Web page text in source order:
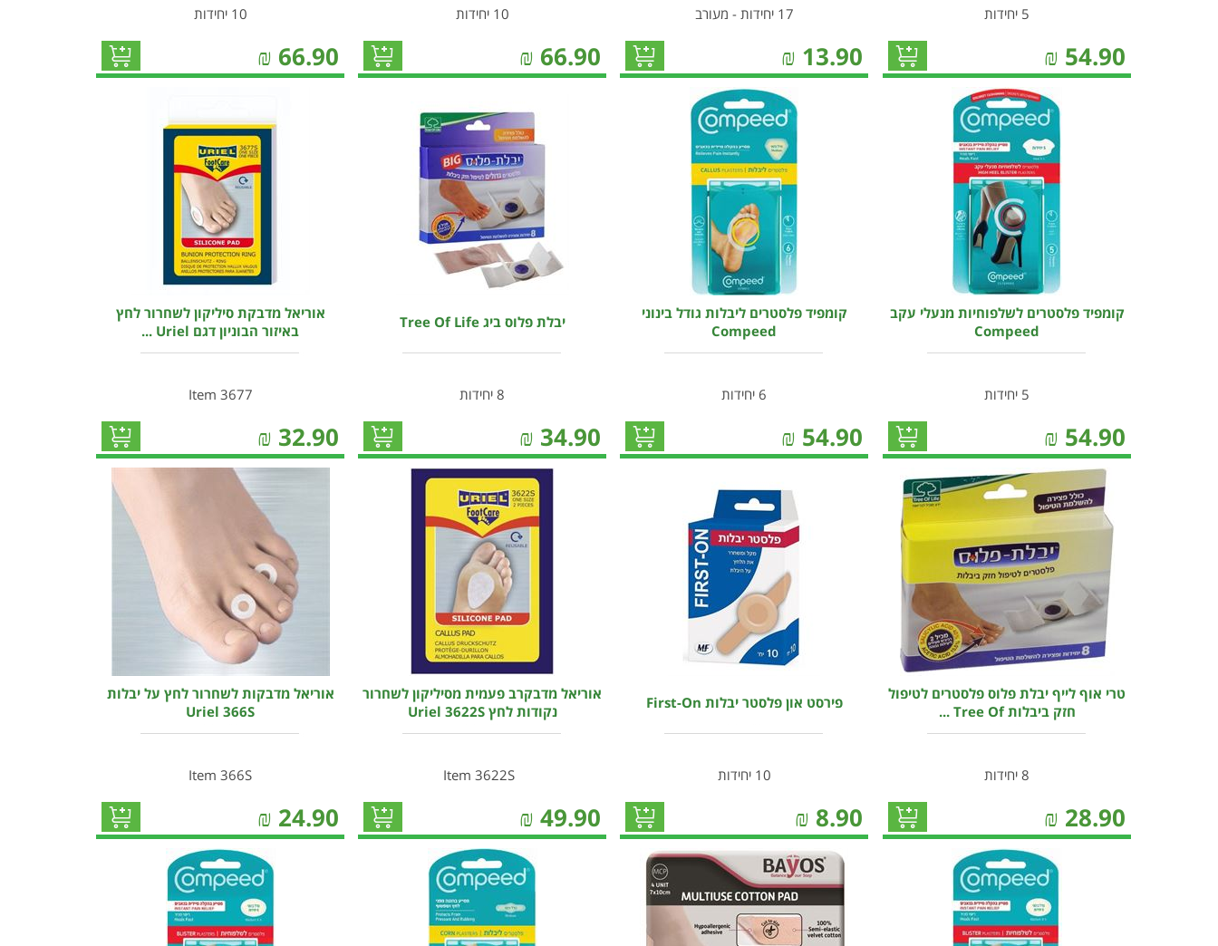
5 יחידות
54.90
₪
17 יחידות - מעורב
13.90
₪
10 יחידות
66.90
₪
10 יחידות
66.90
₪
קומפיד פלסטרים לשלפוחיות מנעלי עקב
Compeed
5 יחידות
54.90
₪
קומפיד פלסטרים ליבלות גודל בינוני
Compeed
6 יחידות
54.90
₪
יבלת פלוס ביג Tree Of Life
8 יחידות
34.90
₪
אוריאל מדבקת סיליקון לשחרור לחץ
באיזור הבוניון דגם Uriel ...
Item 3677
32.90
₪
טרי אוף לייף יבלת פלוס פלסטרים לטיפול
חזק ביבלות Tree Of ...
8 יחידות
28.90
₪
פירסט און פלסטר יבלות First-On
10 יחידות
8.90
₪
אוריאל מדבקרב פעמית מסיליקון לשחרור
נקודות לחץ Uriel 3622S
Item 3622S
49.90
₪
אוריאל מדבקות לשחרור לחץ על יבלות
Uriel 366S
Item 366S
24.90
₪